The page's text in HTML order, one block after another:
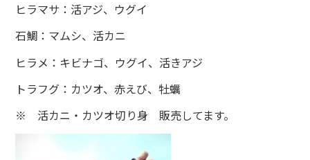
ヒラマサ：活アジ、ウグイ
石鯛：マムシ、活カニ
ヒラメ：キビナゴ、ウグイ、活きアジ
トラフグ：カツオ、赤えび、牡蠣
※ 活カニ・カツオ切り身 販売してます。